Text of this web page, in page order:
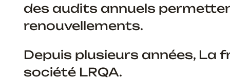
des audits annuels
renouvellements.
Depuis plusieurs années, La
société LRQA.